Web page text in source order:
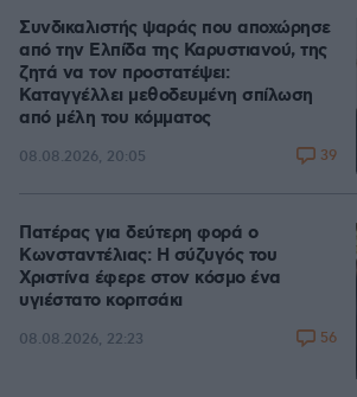
Συνδικαλιστής ψαράς που αποχώρησε
από την Ελπίδα της Καρυστιανού, της
ζητά να τον προστατέψει:
Καταγγέλλει μεθοδευμένη σπίλωση
από μέλη του κόμματος
08.08.2026, 20:05 39
Πατέρας για δεύτερη φορά ο
Κωνσταντέλιας: Η σύζυγός του
Χριστίνα έφερε στον κόσμο ένα
υγιέστατο κοριτσάκι
08.08.2026, 22:23 56